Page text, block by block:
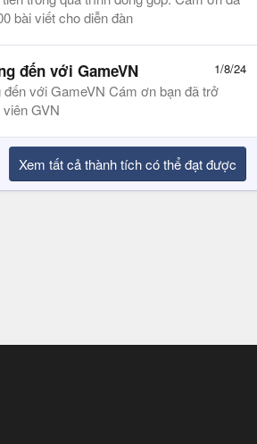
bài viết cho diễn đàn
1/8/24
đến với GameVN
với GameVN Cám ơn bạn đã trở
GVN
Xem tất cả thành tích có thể đạt được